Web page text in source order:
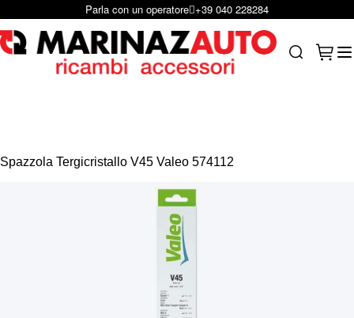
Salta al contenutoScrivici per e-mail infoshop@marinazauto.it
Spazzola Tergicristallo V45 Valeo 574112